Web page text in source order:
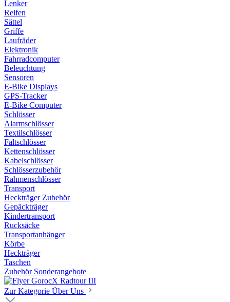
Lenker
Reifen
Sättel
Griffe
Laufräder
Elektronik
Fahrradcomputer
Beleuchtung
Sensoren
E-Bike Displays
GPS-Tracker
E-Bike Computer
Schlösser
Alarmschlösser
Textilschlösser
Faltschlösser
Kettenschlösser
Kabelschlösser
Schlösserzubehör
Rahmenschlösser
Transport
Heckträger Zubehör
Gepäckträger
Kindertransport
Rucksäcke
Transportanhänger
Körbe
Heckträger
Taschen
Zubehör Sonderangebote
Zur Kategorie Über Uns